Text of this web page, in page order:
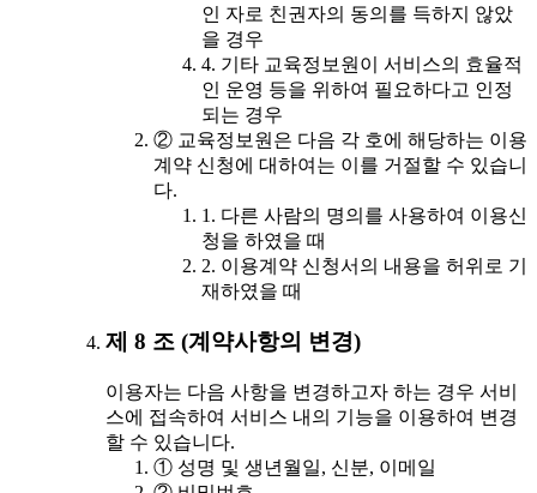
인 자로 친권자의 동의를 득하지 않았
을 경우
4. 기타 교육정보원이 서비스의 효율적
인 운영 등을 위하여 필요하다고 인정
되는 경우
② 교육정보원은 다음 각 호에 해당하는 이용
계약 신청에 대하여는 이를 거절할 수 있습니
다.
1. 다른 사람의 명의를 사용하여 이용신
청을 하였을 때
2. 이용계약 신청서의 내용을 허위로 기
재하였을 때
제 8 조 (계약사항의 변경)
이용자는 다음 사항을 변경하고자 하는 경우 서비
스에 접속하여 서비스 내의 기능을 이용하여 변경
할 수 있습니다.
① 성명 및 생년월일, 신분, 이메일